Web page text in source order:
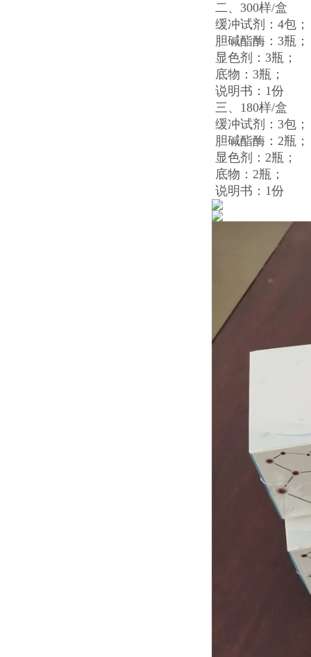
二、300样/盒
缓冲试剂：4包；
胆碱酯酶：3瓶；
显色剂：3瓶；
底物：3瓶；
说明书：1份
三、180样/盒
缓冲试剂：3包；
胆碱酯酶：2瓶；
显色剂：2瓶；
底物：2瓶；
说明书：1份